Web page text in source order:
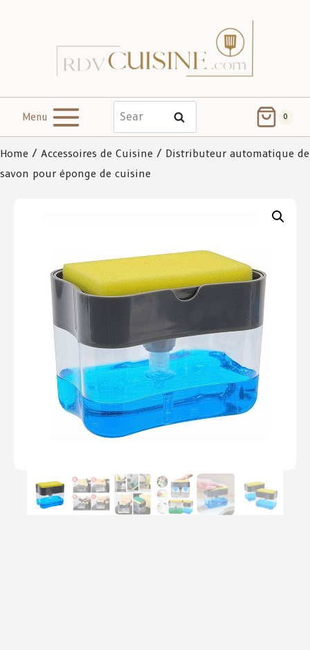
Menu Search 0
Home / Accessoires de Cuisine / Distributeur automatique de
savon pour éponge de cuisine